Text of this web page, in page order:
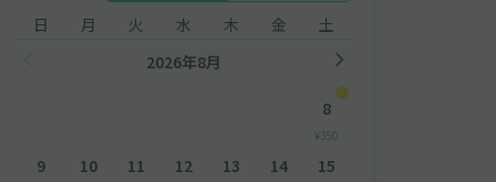
日
月 火 水 木 金
土
2026年8月
8
¥350
9 10 11 12 13 14 15